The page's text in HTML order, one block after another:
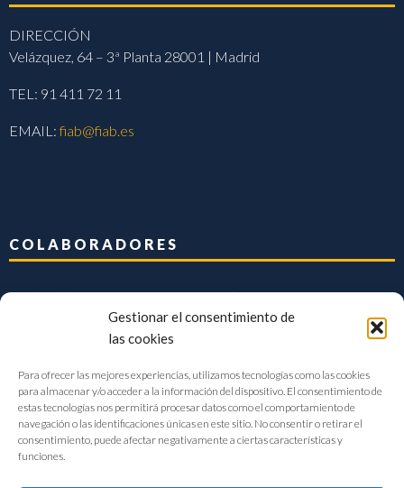
Gestionar el consentimiento de
las cookies
Para ofrecer las mejores experiencias, utilizamos tecnologías como las cookies
para almacenar y/o acceder a la información del dispositivo. El consentimiento de
estas tecnologías nos permitirá procesar datos como el comportamiento de
navegación o las identificaciones únicas en este sitio. No consentir o retirar el
consentimiento, puede afectar negativamente a ciertas características y
funciones.
DIRECCIÓN
Velázquez, 64 – 3ª Planta 28001 | Madrid
TEL: 91 411 72 11
EMAIL:fiab@fiab.es
COLABORADORES